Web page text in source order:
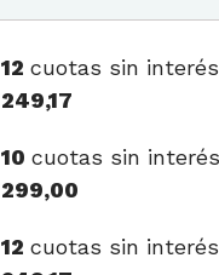
12cuotas sin
249,17
10cuotas sin
299,00
12cuotas sin